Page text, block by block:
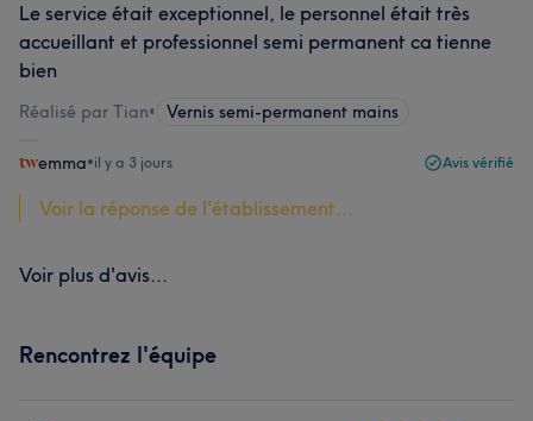
Le service était exceptionnel, le personnel était très
accueillant et professionnel semi permanent ca tienne
bien
Réalisé par Tian• Vernis semi-permanent mains
emma•il y a 3 jours Avis vérifié
Voir la réponse de l'établissement...
Voir plus d'avis...
Rencontrez l'équipe